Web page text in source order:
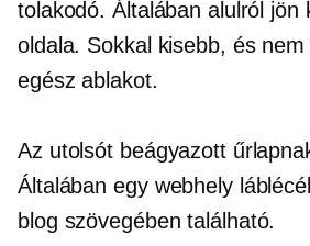
tolakodó. Általában alulról jön
oldala. Sokkal kisebb, és
egész ablakot.
Az utolsót beágyazott
Általában egy webhely
blog szövegében található.